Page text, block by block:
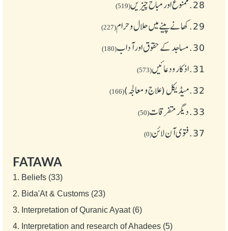
28. ممنوع اور مباح چیز یں(519)
29. کھانے پینے میں حلال و حرام(227)
30. مساجد کے حقوق اور آداب(180)
31. اذکار ودعائیں(573)
32. میڈیکل (علاج و معالجہ)(166)
33. دیگر متفرقات(50)
37. فتوی آن لائن(0)
FATAWA
1. Beliefs (33)
2. Bida'At & Customs (23)
3. Interpretation of Quranic Ayaat (6)
4. Interpretation and research of Ahadees (5)